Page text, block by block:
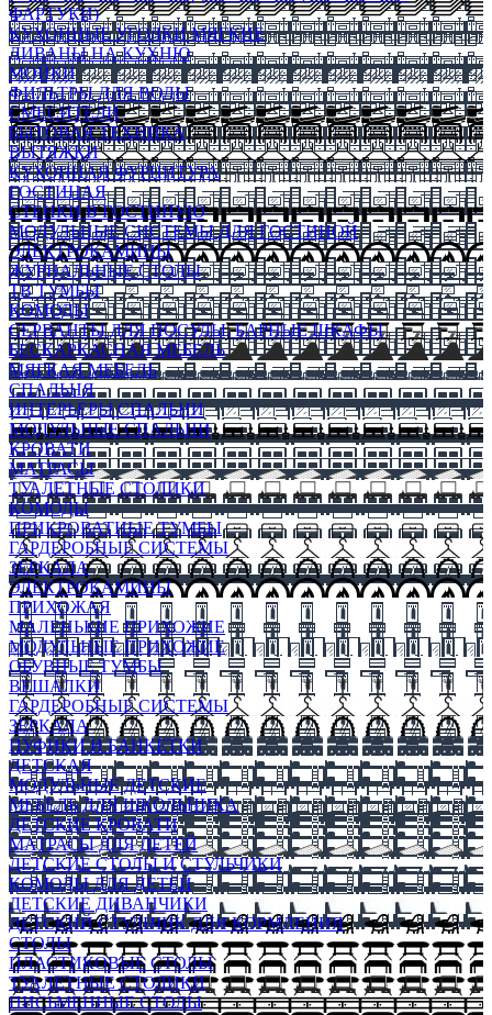
ФАРТУКИ)
КУХОННЫЕ УГОЛКИ МЯГКИЕ
ДИВАНЫ НА КУХНЮ
МОЙКИ
ФИЛЬТРЫ ДЛЯ ВОДЫ
СМЕСИТЕЛИ
БЫТОВАЯ ТЕХНИКА
ВЫТЯЖКИ
КУХОННАЯ ФУРНИТУРА
ГОСТИНАЯ
СТЕНКИ В ГОСТИНУЮ
МОДУЛЬНЫЕ СИСТЕМЫ ДЛЯ ГОСТИНОЙ
ЭЛЕКТРОКАМИНЫ
ЖУРНАЛЬНЫЕ СТОЛЫ
ТВ ТУМБЫ
КОМОДЫ
СЕРВАНТЫ ДЛЯ ПОСУДЫ, БАРНЫЕ ШКАФЫ
БЕСКАРКАСНАЯ МЕБЕЛЬ
МЯГКАЯ МЕБЕЛЬ
СПАЛЬНЯ
ИНТЕРЬЕРЫ СПАЛЬНИ
МОДУЛЬНЫЕ СПАЛЬНИ
КРОВАТИ
МАТРАСЫ
ТУАЛЕТНЫЕ СТОЛИКИ
КОМОДЫ
ПРИКРОВАТНЫЕ ТУМБЫ
ГАРДЕРОБНЫЕ СИСТЕМЫ
ЗЕРКАЛА
ЭЛЕКТРОКАМИНЫ
ПРИХОЖАЯ
МАЛЕНЬКИЕ ПРИХОЖИЕ
МОДУЛЬНЫЕ ПРИХОЖИЕ
ОБУВНЫЕ ТУМБЫ
ВЕШАЛКИ
ГАРДЕРОБНЫЕ СИСТЕМЫ
ЗЕРКАЛА
ПУФИКИ И БАНКЕТКИ
ДЕТСКАЯ
МОДУЛЬНЫЕ ДЕТСКИЕ
МЕБЕЛЬ ДЛЯ ШКОЛЬНИКА
ДЕТСКИЕ КРОВАТИ
МАТРАСЫ ДЛЯ ДЕТЕЙ
ДЕТСКИЕ СТОЛЫ И СТУЛЬЧИКИ
КОМОДЫ ДЛЯ ДЕТЕЙ
ДЕТСКИЕ ДИВАНЧИКИ
ДЕТСКИЙ СТУЛЬЧИК ДЛЯ КОРМЛЕНИЯ
СТОЛЫ
ПЛАСТИКОВЫЕ СТОЛЫ
ТУАЛЕТНЫЕ СТОЛИКИ
ПИСЬМЕННЫЕ СТОЛЫ